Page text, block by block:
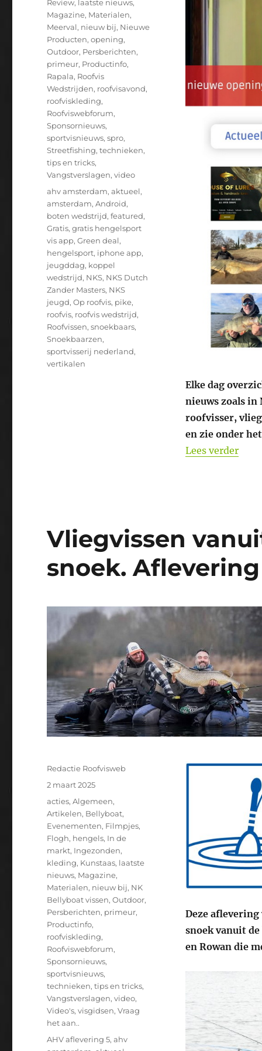
Elke dag
nieuws zoals in
roofvisser,
en zie onder
Lees verder
Review, laatste nieuws,
Magazine, Materialen,
Meerval, nieuw bij, Nieuwe
Producten,opening,
Outdoor, Persberichten,
primeur, Productinfo,
Rapala, Roofvis
Wedstrijden, roofvisavond,
roofviskleding,
Roofviswebforum,
Sponsornieuws,
sportvisnieuws,spro,
Streetfishing,technieken,
tips en tricks,
Vangstverslagen,video
Tags
ahv amsterdam,aktueel,
amsterdam,Android,
boten wedstrijd,featured,
Gratis,gratis hengelsport
vis app,Green deal,
hengelsport, iphone app,
jeugddag, koppel
wedstrijd, NKS, NKS Dutch
Zander Masters, NKS
jeugd,Op roofvis, pike,
roofvis, roofvis wedstrijd,
Roofvissen,snoekbaars,
Snoekbaarzen,
sportvisserij nederland,
vertikalen
Vliegvissen
snoek. Aflevering
Deze aflevering
snoek vanuit
en Rowan die
Auteur
Redactie Roofvisweb
Geplaatst
op
2 maart 2025
Categorieën
acties,Algemeen,
Artikelen, Bellyboat,
Evenementen, Filmpjes,
Flogh, hengels, In de
markt, Ingezonden,
kleding, Kunstaas, laatste
nieuws, Magazine,
Materialen, nieuw bij, NK
Bellyboat vissen,Outdoor,
Persberichten, primeur,
Productinfo,
roofviskleding,
Roofviswebforum,
Sponsornieuws,
sportvisnieuws,
technieken,tips en tricks,
Vangstverslagen,video,
Video's,visgidsen,Vraag
het aan..
Tags
AHV aflevering 5,ahv